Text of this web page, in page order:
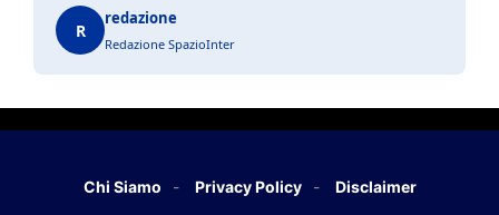
R
redazione
Redazione SpazioInter
Chi Siamo Privacy Policy Disclaimer